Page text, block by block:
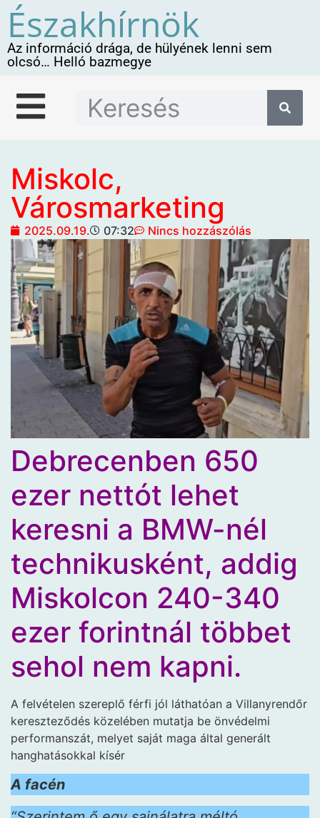
Északhírnök
Az információ drága, de hülyének lenni sem
olcsó… Helló bazmegye
Miskolc,
Városmarketing
2025.09.19. 07:32 Nincs hozzászólás
Debrecenben 650
ezer nettót lehet
keresni a BMW-nél
technikusként, addig
Miskolcon 240-340
ezer forintnál többet
sehol nem kapni.
A felvételen szereplő férfi jól láthatóan a Villanyrendőr
kereszteződés közelében mutatja be önvédelmi
performanszát, melyet saját maga által generált
hanghatásokkal kísér
A facén